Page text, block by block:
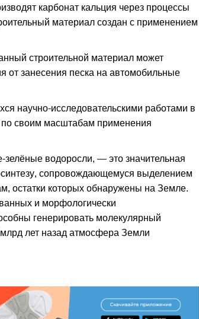
карбонат кальция через процессы
материал создан с применением
строительной материал может
от занесения песка на автомобильные
научно-исследовательскими работами в
по своим масштабам применения
зелёные водоросли, — это значительная
сопровождающемуся выделением
остатки которых обнаружены на Земле.
и морфологически
генерировать молекулярный
лет назад атмосфера Земли